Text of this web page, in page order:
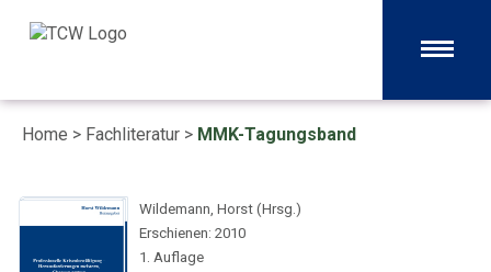
Home > Fachliteratur > MMK-Tagungsband
Wildemann, Horst (Hrsg.)
Erschienen: 2010
1. Auflage